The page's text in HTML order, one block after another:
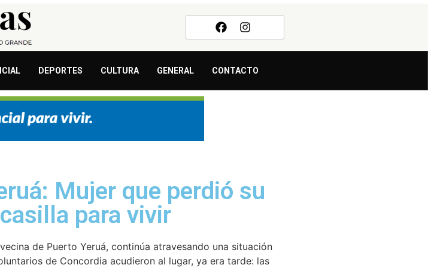
DEPORTES CULTURA GENERAL CONTACTO
Mujer que perdió su
para vivir
de Puerto Yeruá, continúa atravesando una situación
de Concordia acudieron al lugar, ya era tarde: las